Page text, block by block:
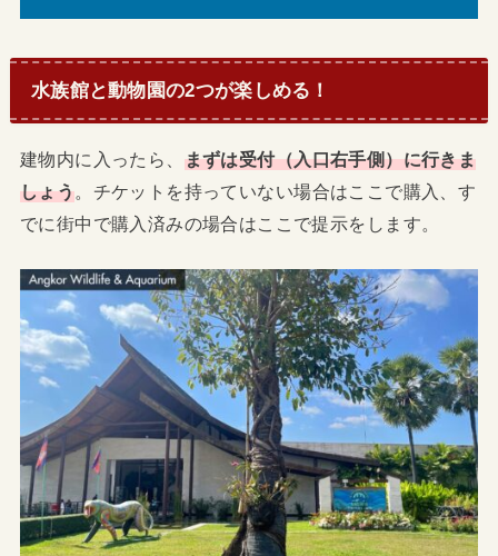
水族館と動物園の2つが楽しめる！
建物内に入ったら、 まずは受付（入口右手側）に行きま
しょう。チケットを持っていない場合はここで購入、す
でに街中で購入済みの場合はここで提示をします。